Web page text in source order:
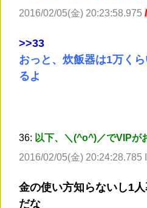
2016/02/05(金) 20:23:58.975
>>33
おっと、炊飯器は1万く
るよ
36: 以下、＼(^o^)／でVIPが
2016/02/05(金) 20:24:28.785
金の使い方知らないし1
だな